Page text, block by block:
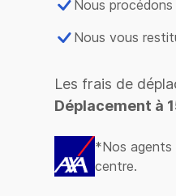
Nous
Nous vous
Les frais de
Déplacement à
*Nos agents
centre.